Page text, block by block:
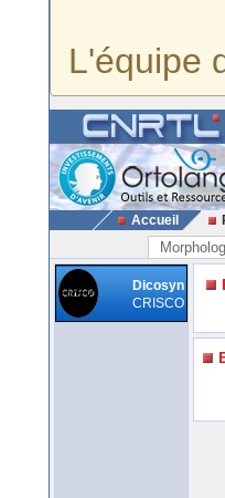
L'équipe
Accueil
Dicosyn
CRISCO